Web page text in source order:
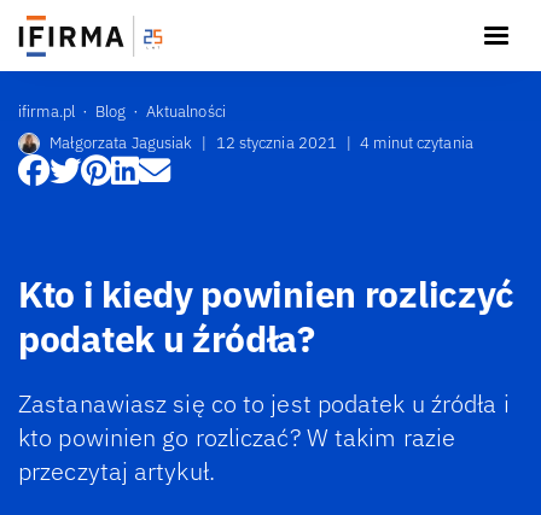
ifirma.pl Blog
Aktualności
Małgorzata Jagusiak | 12 stycznia 2021 | 4 minut czytania
Kto i kiedy powinien rozliczyć
podatek u źródła?
Zastanawiasz się co to jest podatek u źródła i
kto powinien go rozliczać? W takim razie
przeczytaj artykuł.